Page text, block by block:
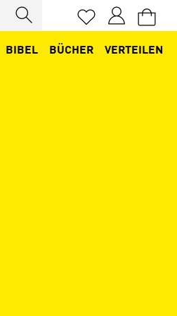
BIBEL BÜCHER VERTEILEN